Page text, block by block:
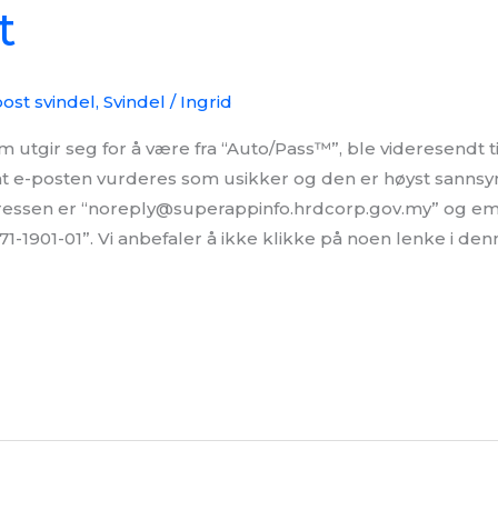
svindel,Svindel / Ingrid
utgir seg for å være fra “Auto/Pass™”, ble videresendt
e-posten vurderes som usikker og den er høyst
er “noreply@superappinfo.hrdcorp.gov.my” og
1901-01”. Vi anbefaler å ikke klikke på noen lenke i